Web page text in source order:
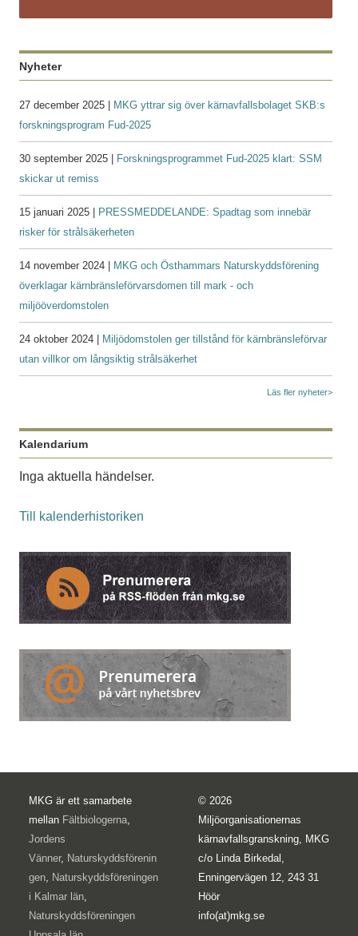
Nyheter
27 december 2025 |
MKG yttrar sig över kärnavfallsbolaget SKB:s
forskningsprogram Fud-2025
30 september 2025 |
Forskningsprogrammet Fud-2025 klart: SSM
skickar ut remiss
15 januari 2025 |
PRESSMEDDELANDE: Spadtag som innebär
risker för strålsäkerheten
14 november 2024 |
MKG och Östhammars Naturskyddsförening
överklagar kärnbränsleförvarsdomen till mark - och
miljööverdomstolen
24 oktober 2024 |
Miljödomstolen ger tillstånd för kärnbränsleförvar
utan villkor om långsiktig strålsäkerhet
Läs fler nyheter>
Kalendarium
Inga aktuella händelser.
Till kalenderhistoriken
MKG är ett samarbete
mellan Fältbiologerna
Jordens
Vänner, Naturskyddsförenin
gen
Naturskyddsföreningen
i Kalmar län
Naturskyddsföreningen
© 2026
Miljöorganisationernas
kärnavfallsgranskning, MKG
c/o Linda Birkedal,
Enningervägen 12, 243 31
Höör
info(at)mkg.se